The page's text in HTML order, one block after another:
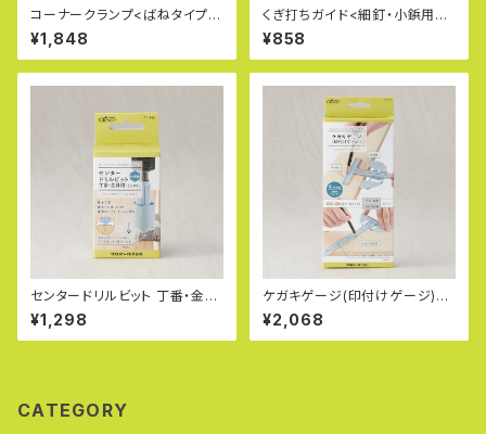
コーナークランプ<ばねタイプ>
71-146
¥1,848
くぎ打ちガイド<細釘・小鋲用>
71-147
¥858
センタードリルビット 丁番・金具
用 71-145
¥1,298
ケガキゲージ(印付けゲージ)
71-144
¥2,068
CATEGORY